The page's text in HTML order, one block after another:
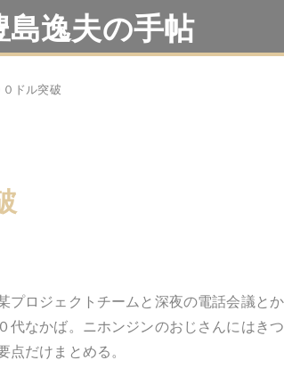
島逸夫の手帖
ドル突破
ロジェクトチームと深夜の電話会議と
代なかば。ニホンジンのおじさんにはき
点だけまとめる。